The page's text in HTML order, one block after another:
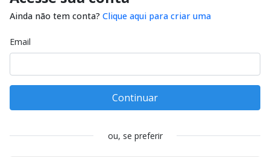
Ainda não tem conta? Clique aqui para criar uma
Email
Continuar
ou, se preferir